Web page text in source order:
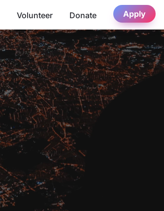
Volunteer Donate Apply